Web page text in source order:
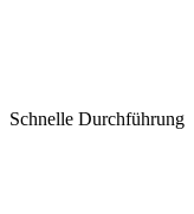
Schnelle Durchführung